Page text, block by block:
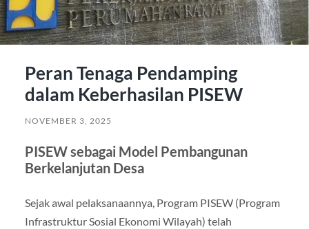
Peran Tenaga Pendamping
dalam Keberhasilan PISEW
NOVEMBER 3, 2025
PISEW sebagai Model Pembangunan
Berkelanjutan Desa
Sejak awal pelaksanaannya, Program PISEW (Program
Infrastruktur Sosial Ekonomi Wilayah) telah